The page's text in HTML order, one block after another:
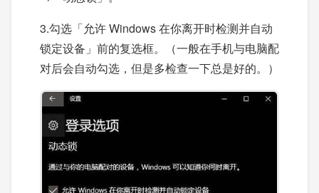
3.勾选「允许 Windows 在你离开时检测并自动
锁定设备」前的复选框。（一般在手机与电脑配
对后会自动勾选，但是多检查一下总是好的。）